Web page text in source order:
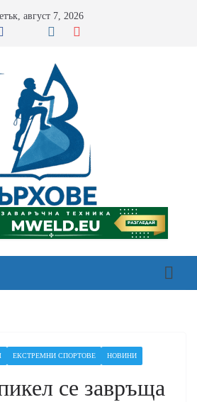
август 7, 2026
ЕКСТРЕМНИ СПОРТОВЕ НОВИНИ
се завръща